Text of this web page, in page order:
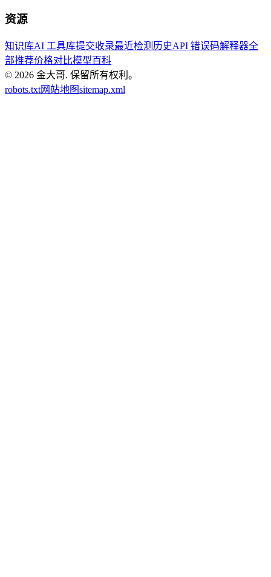
资源
知识库AI 工具库提交收录最近检测历史API 错误码解释器全
部推荐价格对比模型百科
© 2026 金大哥. 保留所有权利。
robots.txt网站地图sitemap.xml